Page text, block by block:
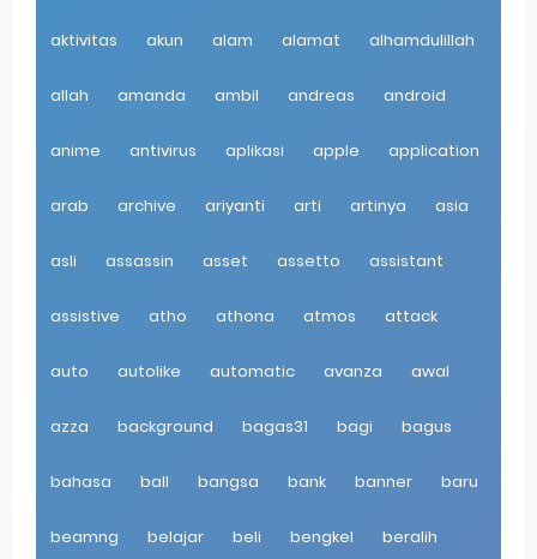
Kelebihan Laptop Windows 7
Dazz Cam Android: Aplikasi Kamera Terbaik Untuk Android
Pengertian Windows 10
Pp Wa Couple Pasangan: Cara Terbaik Untuk Menjaga Hubungan
Cara Mengecek Windows Ori
aktivitas akun alam alamat alhamdulillah
allah amanda ambil andreas android
anime antivirus aplikasi apple application
arab archive ariyanti arti artinya asia
asli assassin asset assetto assistant
assistive atho athona atmos attack
auto autolike automatic avanza awal
azza background bagas31 bagi bagus
bahasa ball bangsa bank banner baru
beamng belajar beli bengkel beralih